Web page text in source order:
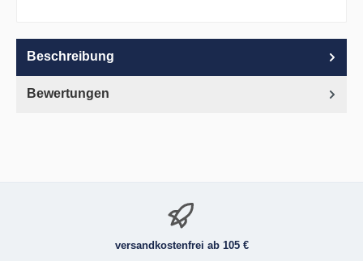
Beschreibung
Bewertungen
versandkostenfrei ab 105 €